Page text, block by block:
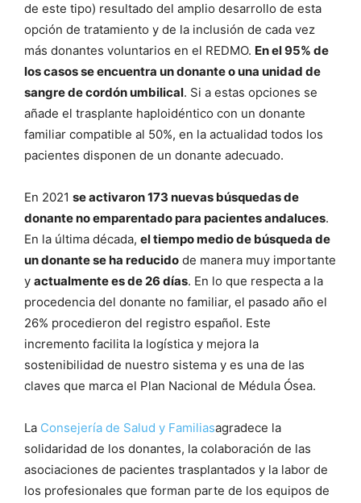
de este tipo) resultado del amplio desarrollo de esta
opción de tratamiento y de la inclusión de cada vez
más donantes voluntarios en el REDMO. En el 95% de
los casos se encuentra un donante o una unidad de
sangre de cordón umbilical. Si a estas opciones se
añade el trasplante haploidéntico con un donante
familiar compatible al 50%, en la actualidad todos los
pacientes disponen de un donante adecuado.
En 2021 se activaron 173 nuevas búsquedas de
donante no emparentado para pacientes andaluces.
En la última década, el tiempo medio de búsqueda de
un donante se ha reducido de manera muy importante
y actualmente es de 26 días. En lo que respecta a la
procedencia del donante no familiar, el pasado año el
26% procedieron del registro español. Este
incremento facilita la logística y mejora la
sostenibilidad de nuestro sistema y es una de las
claves que marca el Plan Nacional de Médula Ósea.
La Consejería de Salud y Familiasagradece la
solidaridad de los donantes, la colaboración de las
asociaciones de pacientes trasplantados y la labor de
los profesionales que forman parte de los equipos de